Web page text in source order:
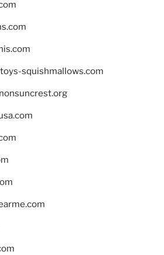
squishmallows.com